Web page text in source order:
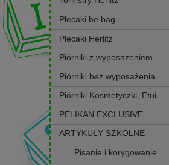
Plecaki be.bag
Plecaki Herlitz
Piórniki z wyposażeniem
Piórniki bez wyposażenia
Piórniki Kosmetyczki, Etui
PELIKAN EXCLUSIVE
ARTYKUŁY SZKOLNE
Pisanie i korygowanie